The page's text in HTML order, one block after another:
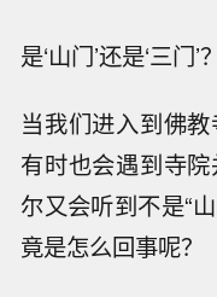
是‘山门’还是‘三门’？
当我们进入到佛教
有时也会遇到寺
尔又会听到不是“
竟是怎么回事呢？